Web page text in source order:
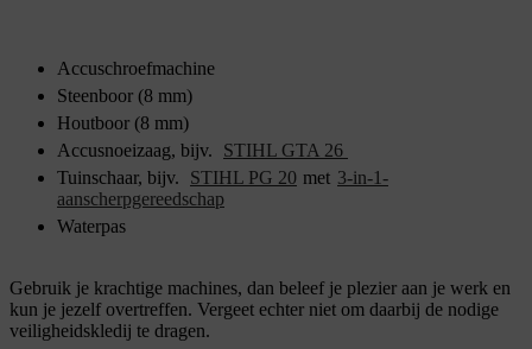
Accuschroefmachine
Steenboor (8 mm)
Houtboor (8 mm)
Accusnoeizaag, bijv.
STIHL GTA 26
Tuinschaar, bijv.
STIHL PG 20 met 3-in-1-
aanscherpgereedschap
Waterpas
Gebruik je krachtige machines, dan beleef je plezier aan je werk en
kun je jezelf overtreffen. Vergeet echter niet om daarbij de nodige
veiligheidskledij te dragen.